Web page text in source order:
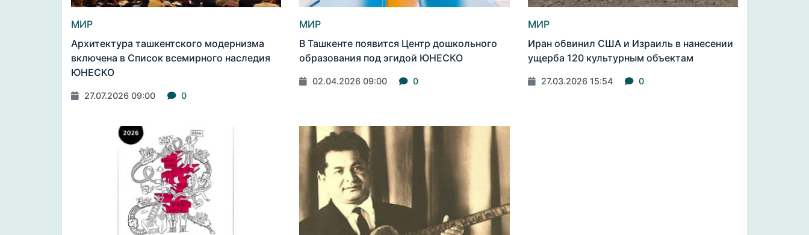
МИР
Архитектура ташкентского модернизма
включена в Список всемирного наследия
ЮНЕСКО
27.07.2026 09:00 0
МИР
В Ташкенте появится Центр дошкольного
образования под эгидой ЮНЕСКО
02.04.2026 09:00 0
МИР
Иран обвинил США и Израиль в нанесении
ущерба 120 культурным объектам
27.03.2026 15:54 0